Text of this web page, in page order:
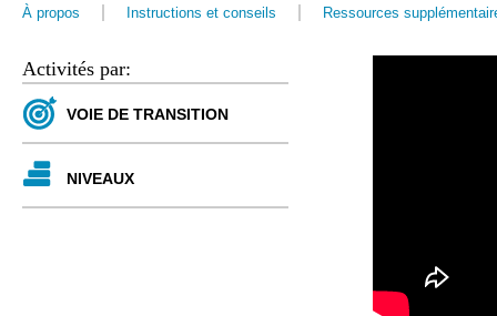
Activités par:
VOIE DE TRANSITION
NIVEAUX
À propos Instructions et conseils Ressources